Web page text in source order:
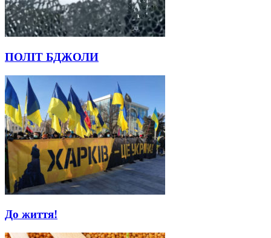
ПОЛІТ БДЖОЛИ
До життя!